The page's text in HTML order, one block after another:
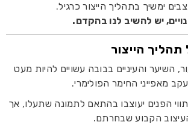
ימשיך בתהליך הייצור כרגיל.
יש להשיב לנו בהקדם.
הייצור
השיער והעיניים בבובה עשויים להיות מעט
מאפייני החימר הפולימרי.
הפנים יעוצבו בהתאם לתמונה שתעלו, אך
הקבוע שבחרתם.